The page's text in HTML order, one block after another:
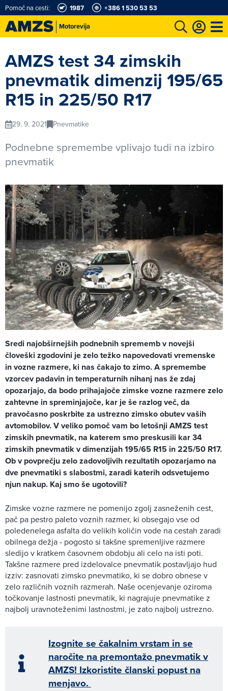
Motorevija
Pomoč na cesti: 1987 +386 1 530 53 53
AMZS test 34 zimskih
pnevmatik dimenzij 195/65
R15 in 225/50 R17
29. 9. 2021 Pnevmatike
Podnebne spremembe vplivajo tudi na izbiro
pnevmatik
Sredi najobširnejših podnebnih sprememb v novejši
človeški zgodovini je zelo težko napovedovati vremenske
in vozne razmere, ki nas čakajo to zimo. A spremembe
vzorcev padavin in temperaturnih nihanj nas že zdaj
opozarjajo, da bodo prihajajoče zimske vozne razmere zelo
zahtevne in spreminjajoče, kar je še razlog več, da
pravočasno poskrbite za ustrezno zimsko obutev vaših
avtomobilov. V veliko pomoč vam bo letošnji AMZS test
zimskih pnevmatik, na katerem smo preskusili kar 34
zimskih pnevmatik v dimenzijah 195/65 R15 in 225/50 R17.
Ob v povprečju zelo zadovoljivih rezultatih opozarjamo na
dve pnevmatiki s slabostmi, zaradi katerih odsvetujemo
njun nakup. Kaj smo še ugotovili?
Zimske vozne razmere ne pomenijo zgolj zasneženih cest,
pač pa pestro paleto voznih razmer, ki obsegajo vse od
poledenelega asfalta do velikih količin vode na cestah zaradi
obilnega dežja - pogosto si takšne spremenljive razmere
sledijo v kratkem časovnem obdobju ali celo na isti poti.
Takšne razmere pred izdelovalce pnevmatik postavljajo hud
izziv: zasnovati zimsko pnevmatiko, ki se dobro obnese v
zelo različnih voznih razmerah. Naše ocenjevanje oziroma
točkovanje lastnosti pnevmatik, ki nagrajuje pnevmatike z
najbolj uravnoteženimi lastnostmi, je zato najbolj ustrezno.
Izognite se čakalnim vrstam in se
naročite na premontažo pnevmatik v
AMZS! Izkoristite članski popust na
menjavo.